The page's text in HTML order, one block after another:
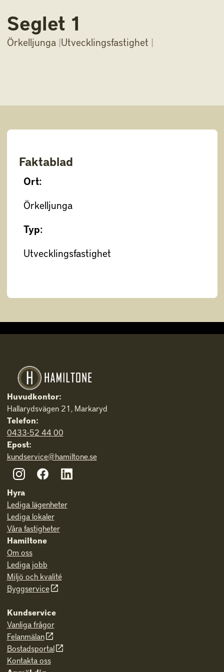
Seglet 1
Örkelljunga |Utvecklingsfastighet |
Faktablad
Ort:
Örkelljunga
Typ:
Utvecklingsfastighet
Huvudkontor:
Hallarydsvägen 21, Markaryd
Telefon:
0433-52 44 00
Epost:
kundservice@hamiltone.se
Hyra
Lediga lägenheter
Lediga lokaler
Våra fastigheter
Hamiltone
Om oss
Lediga jobb
Miljö och kvalité
Byggservice
Kundservice
Vanliga frågor
Felanmälan
Bostadsportal
Kontakta oss